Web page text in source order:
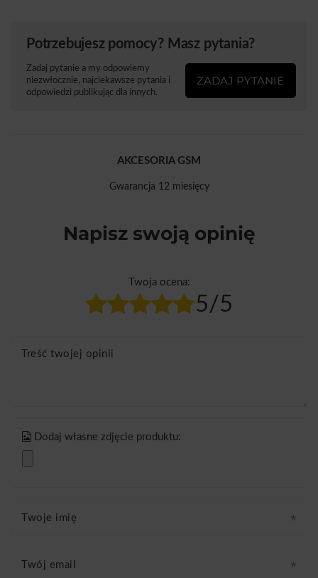
Potrzebujesz pomocy? Masz pytania?
Zadaj pytanie a my odpowiemy
niezwłocznie, najciekawsze pytania i
odpowiedzi publikując dla innych.
ZADAJ PYTANIE
AKCESORIA GSM
Gwarancja 12 miesięcy
Napisz swoją opinię
Twoja ocena:
5/5
Treść twojej opinii
Dodaj własne zdjęcie produktu:
Twoje imię
Twój email